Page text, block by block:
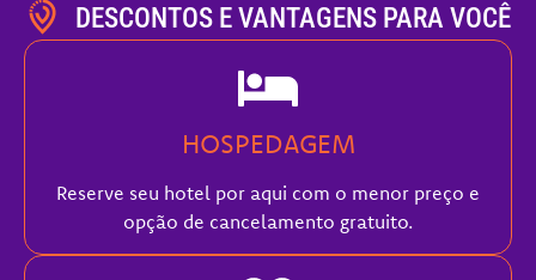
DESCONTOS E VANTAGENS PARA VOCÊ
HOSPEDAGEM
Reserve seu hotel por aqui com o menor preço e
opção de cancelamento gratuito.